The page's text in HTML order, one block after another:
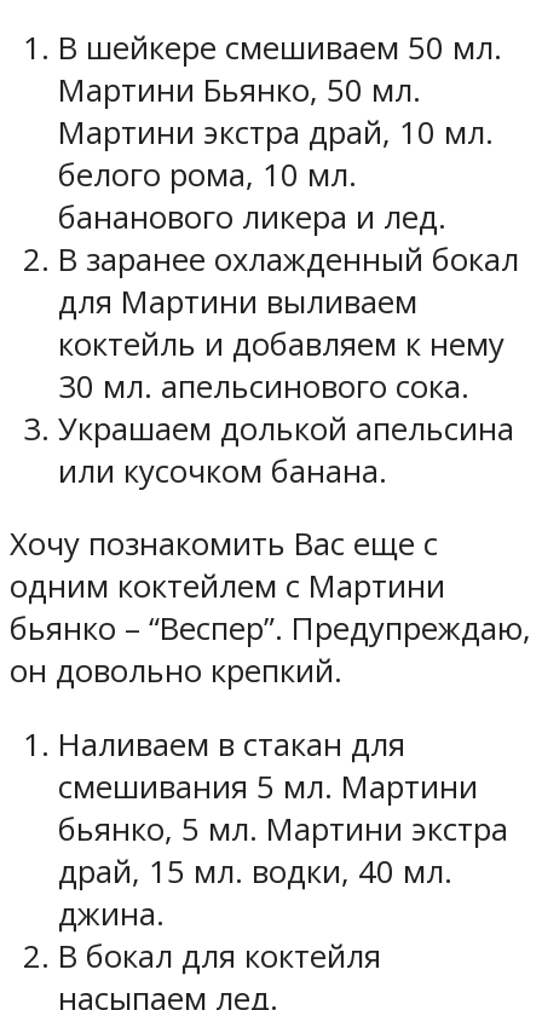
В шейкере смешиваем 50 мл.
Мартини Бьянко, 50 мл.
Мартини экстра драй, 10 мл.
белого рома, 10 мл.
бананового ликера и лед.
В заранее охлажденный бокал
для Мартини выливаем
коктейль и добавляем к нему
30 мл. апельсинового сока.
Украшаем долькой апельсина
или кусочком банана.
Хочу познакомить Вас еще с
одним коктейлем с Мартини
бьянко – “Веспер”. Предупреждаю,
он довольно крепкий.
Наливаем в стакан для
смешивания 5 мл. Мартини
бьянко, 5 мл. Мартини экстра
драй, 15 мл. водки, 40 мл.
джина.
В бокал для коктейля
насыпаем лед.